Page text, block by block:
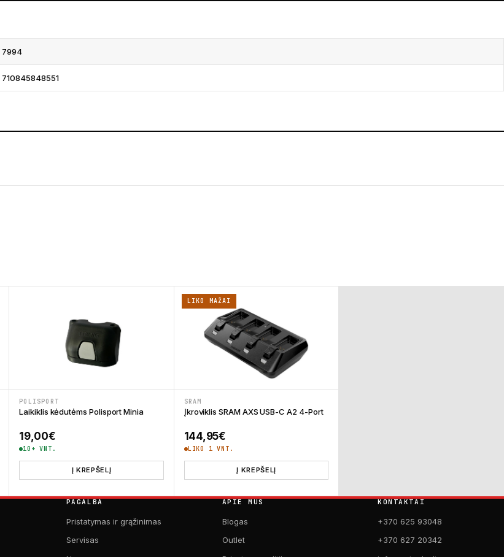
7994
710845848551
POLISPORT
Laikiklis kėdutėms Polisport Minia
19,00€
10+ VNT.
Į KREPŠELĮ
LIKO MAŽAI
SRAM
Įkroviklis SRAM AXS USB-C A2 4-Port
144,95€
LIKO 1 VNT.
Į KREPŠELĮ
PAGALBA
Pristatymas ir grąžinimas
Servisas
APIE MUS
Blogas
Outlet
KONTAKTAI
+370 625 93048
+370 627 20342